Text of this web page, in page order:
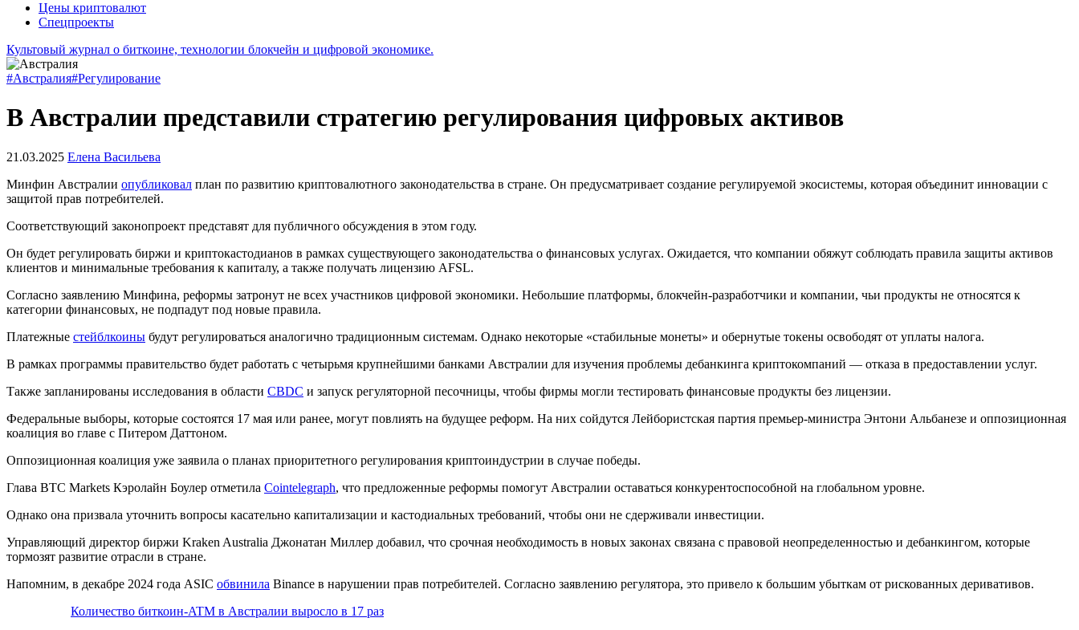
Цены криптовалют
Спецпроекты
Культовый журнал о биткоине, технологии блокчейн и цифровой экономике.
#Австралия#Регулирование
В Австралии представили стратегию регулирования цифровых активов
21.03.2025 Елена Васильева
Минфин Австралии опубликовал план по развитию криптовалютного законодательства в стране. Он предусматривает создание регулируемой экосистемы, которая объединит инновации с
защитой прав потребителей.
Соответствующий законопроект представят для публичного обсуждения в этом году.
Он будет регулировать биржи и криптокастодианов в рамках существующего законодательства о финансовых услугах. Ожидается, что компании обяжут соблюдать правила защиты активов
клиентов и минимальные требования к капиталу, а также получать лицензию AFSL.
Согласно заявлению Минфина, реформы затронут не всех участников цифровой экономики. Небольшие платформы, блокчейн-разработчики и компании, чьи продукты не относятся к
категории финансовых, не подпадут под новые правила.
Платежные стейблкоины будут регулироваться аналогично традиционным системам. Однако некоторые «стабильные монеты» и обернутые токены освободят от уплаты налога.
В рамках программы правительство будет работать с четырьмя крупнейшими банками Австралии для изучения проблемы дебанкинга криптокомпаний — отказа в предоставлении услуг.
Также запланированы исследования в области CBDC и запуск регуляторной песочницы, чтобы фирмы могли тестировать финансовые продукты без лицензии.
Федеральные выборы, которые состоятся 17 мая или ранее, могут повлиять на будущее реформ. На них сойдутся Лейбористская партия премьер-министра Энтони Альбанезе и оппозиционная
коалиция во главе с Питером Даттоном.
Оппозиционная коалиция уже заявила о планах приоритетного регулирования криптоиндустрии в случае победы.
Глава BTC Markets Кэролайн Боулер отметила Cointelegraph, что предложенные реформы помогут Австралии оставаться конкурентоспособной на глобальном уровне.
Однако она призвала уточнить вопросы касательно капитализации и кастодиальных требований, чтобы они не сдерживали инвестиции.
Управляющий директор биржи Kraken Australia Джонатан Миллер добавил, что срочная необходимость в новых законах связана с правовой неопределенностью и дебанкингом, которые
тормозят развитие отрасли в стране.
Напомним, в декабре 2024 года ASIC обвинила Binance в нарушении прав потребителей. Согласно заявлению регулятора, это привело к большим убыткам от рискованных деривативов.
Количество биткоин-ATM в Австралии выросло в 17 раз